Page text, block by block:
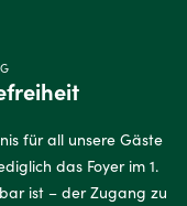
für all unsere Gäste
das Foyer im 1.
ist – der Zugang zu